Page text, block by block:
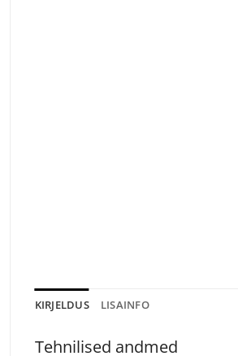
KIRJELDUS LISAINFO
Tehnilised andmed